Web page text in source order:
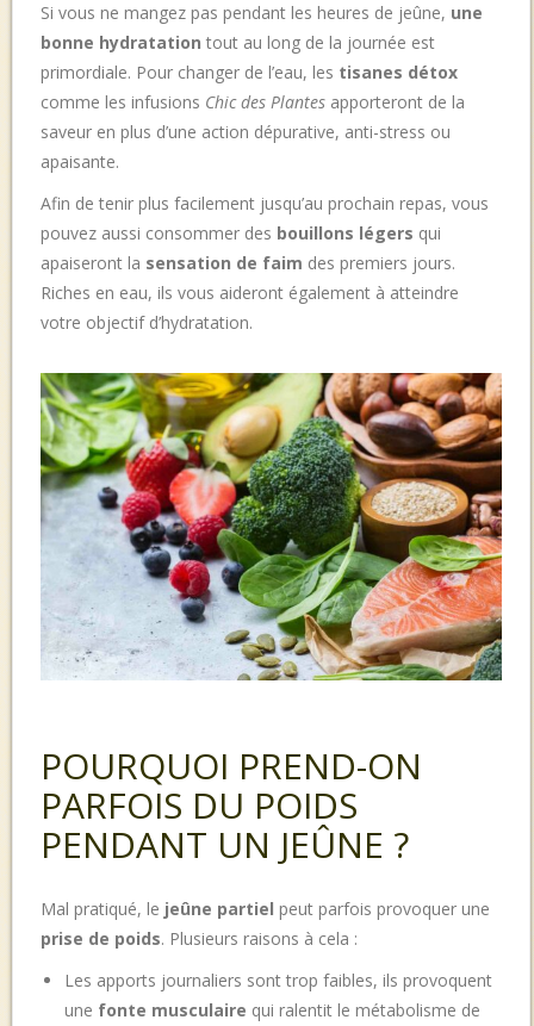
Si vous ne mangez pas pendant les heures de jeûne, une
bonne hydratation tout au long de la journée est
primordiale. Pour changer de l’eau, les tisanes détox
comme les infusions Chic des Plantesapporteront de la
saveur en plus d’une action dépurative, anti-stress ou
apaisante.
Afin de tenir plus facilement jusqu’au prochain repas, vous
pouvez aussi consommer des bouillons légers qui
apaiseront la sensation de faim des premiers jours.
Riches en eau, ils vous aideront également à atteindre
votre objectif d’hydratation.
POURQUOI PREND-ON
PARFOIS DU POIDS
PENDANT UN JEÛNE ?
Mal pratiqué, le jeûne partiel peut parfois provoquer une
prise de poids. Plusieurs raisons à cela :
Les apports journaliers sont trop faibles, ils provoquent
une fonte musculaire qui ralentit le métabolisme de